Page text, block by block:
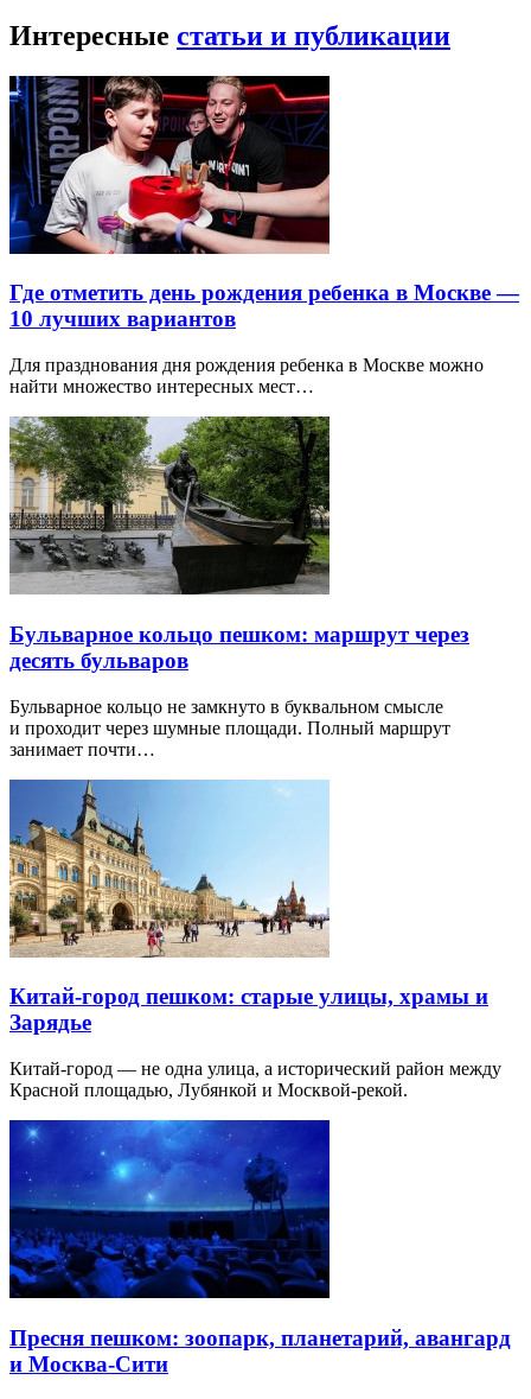
Интересные статьи и публикации
Где отметить день рождения ребенка в Москве —
10 лучших вариантов
Для празднования дня рождения ребенка в Москве можно
найти множество интересных мест…
Бульварное кольцо пешком: маршрут через
десять бульваров
Бульварное кольцо не замкнуто в буквальном смысле
и проходит через шумные площади. Полный маршрут
занимает почти…
Китай-город пешком: старые улицы, храмы и
Зарядье
Китай-город — не одна улица, а исторический район между
Красной площадью, Лубянкой и Москвой-рекой.
Пресня пешком: зоопарк, планетарий, авангард
и Москва-Сити